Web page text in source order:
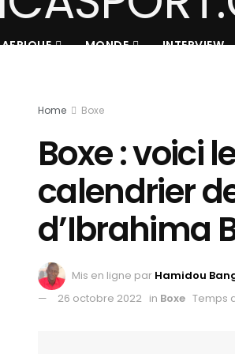
AFRIQUE MONDE INTERVIEW
Home Boxe
Boxe : voici
calendrier
d’Ibrahima
Mis en ligne par Hamidou
26 octobre 2022 in Boxe Temps